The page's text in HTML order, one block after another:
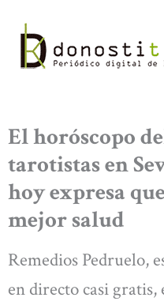
contenido
El horóscopo
tarotistas en
hoy expresa
mejor salud
Remedios Pedruelo,
en directo casi